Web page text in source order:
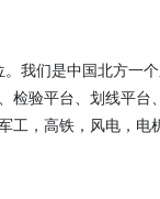
我们是中国北方一
验平台、划线平台
，高铁，风电，电